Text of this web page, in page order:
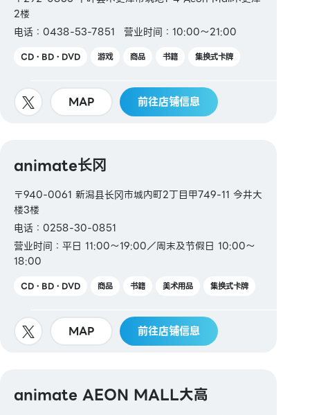
2楼
电话：0438-53-7851
营业时间：10:00～21:00
CD・BD・DVD 游戏 商品 书籍 集换式卡牌
MAP 前往店铺信息
animate长冈
〒940-0061 新潟县长冈市城内町2丁目甲749-11 今井大
楼3楼
电话：0258-30-0851
营业时间：平日 11:00～19:00／周末及节假日 10:00～
18:00
CD・BD・DVD 商品 书籍 美术用品 集换式卡牌
MAP 前往店铺信息
animate AEON MALL大高